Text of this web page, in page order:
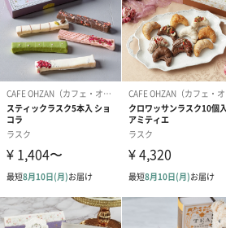
華やかさと高級感あるデザイン
大人可愛いパッケージ
CAFE OHZANのブランドロゴと花をあし
感のあるデザインです。贈られた方が笑
ケージです。